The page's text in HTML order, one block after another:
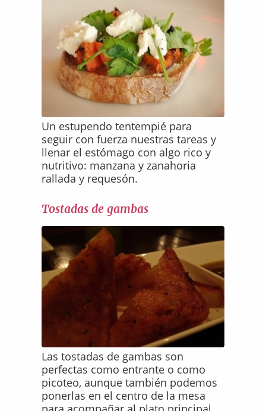
Un estupendo tentempié para
seguir con fuerza nuestras tareas y
llenar el estómago con algo rico y
nutritivo: manzana y zanahoria
rallada y requesón.
Tostadas de gambas
Las tostadas de gambas son
perfectas como entrante o como
picoteo, aunque también podemos
ponerlas en el centro de la mesa